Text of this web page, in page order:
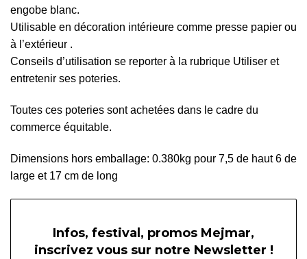
engobe blanc.
Utilisable en décoration intérieure comme presse papier ou
à l’extérieur .
Conseils d’utilisation se reporter à la rubrique Utiliser et
entretenir ses poteries.
Toutes ces poteries sont achetées dans le cadre du
commerce équitable.
Dimensions hors emballage: 0.380kg pour 7,5 de haut 6 de
large et 17 cm de long
Infos, festival, promos Mejmar,
inscrivez vous sur notre Newsletter !